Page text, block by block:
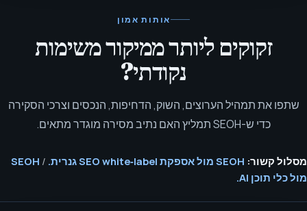
אותות אמון
זקוקים ליותר ממיקור משימות
נקודתי?
שתפו את תמהיל הערוצים, השוק, הדחיפות, הנכסים וצרכי הסקירה
כדי ש-SEOH תמליץ האם נתיב מסירה מוגדר מתאים.
מסלול קשור: SEOH מול אספקת SEO white‑label גנרית. /
SEOH
מול כלי תוכן AI.